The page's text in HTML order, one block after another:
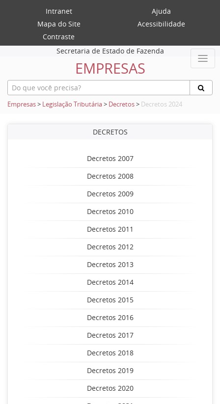
Intranet
Ajuda
Mapa do Site
Acessibilidade
Contraste
Secretaria de Estado de Fazenda
EMPRESAS
Empresas> Legislação Tributária> Decretos> Decretos 2024
DECRETOS
Decretos 2007
Decretos 2008
Decretos 2009
Decretos 2010
Decretos 2011
Decretos 2012
Decretos 2013
Decretos 2014
Decretos 2015
Decretos 2016
Decretos 2017
Decretos 2018
Decretos 2019
Decretos 2020